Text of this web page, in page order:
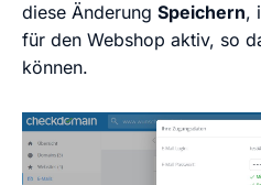
diese Änderung Speichern,
für den Webshop aktiv, so
können.